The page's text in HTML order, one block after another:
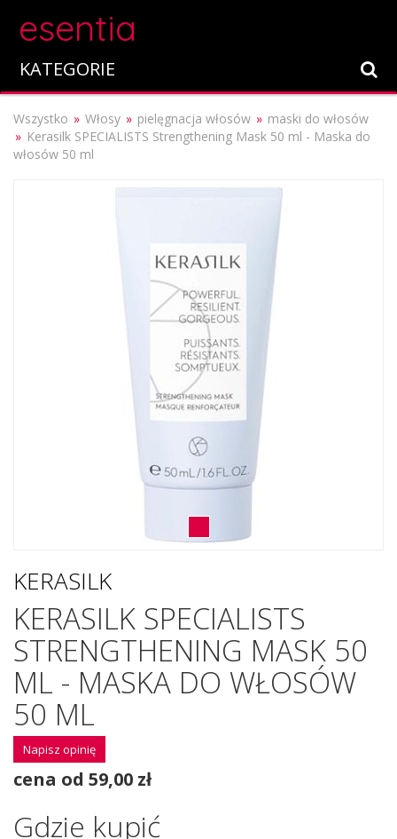
esentia
KATEGORIE
Wszystko Włosy pielęgnacja włosów
maski do włosów
Kerasilk SPECIALISTS Strengthening Mask 50 ml - Maska do
włosów 50 ml
KERASILK
KERASILK SPECIALISTS
STRENGTHENING MASK 50
ML - MASKA DO WŁOSÓW
50 ML
Napisz opinię
cena od 59,00 zł
Gdzie kupić